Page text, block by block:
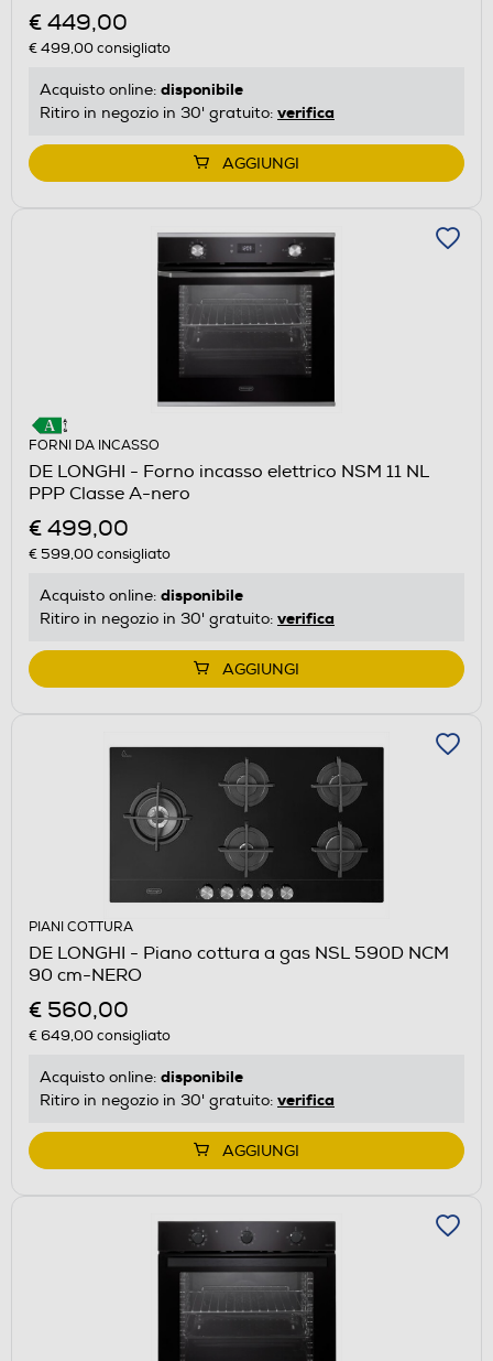
€ 449,00
€ 499,00consigliato
Acquisto online: disponibile
Ritiro in negozio in 30' gratuito: verifica
AGGIUNGI
FORNI DA INCASSO
DE LONGHI - Forno incasso elettrico NSM 11 NL
PPP Classe A-nero
€ 499,00
€ 599,00consigliato
Acquisto online: disponibile
Ritiro in negozio in 30' gratuito: verifica
AGGIUNGI
PIANI COTTURA
DE LONGHI - Piano cottura a gas NSL 590D NCM
90 cm-NERO
€ 560,00
€ 649,00consigliato
Acquisto online: disponibile
Ritiro in negozio in 30' gratuito: verifica
AGGIUNGI